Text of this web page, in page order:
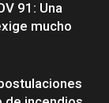
91: Una
mucho